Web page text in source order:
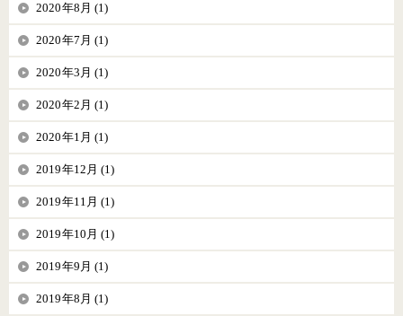
2020年8月 (1)
2020年7月 (1)
2020年3月 (1)
2020年2月 (1)
2020年1月 (1)
2019年12月 (1)
2019年11月 (1)
2019年10月 (1)
2019年9月 (1)
2019年8月 (1)